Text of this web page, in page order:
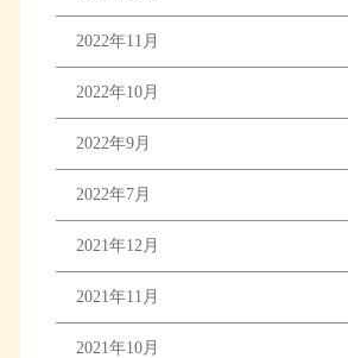
2022年11月
2022年10月
2022年9月
2022年7月
2021年12月
2021年11月
2021年10月